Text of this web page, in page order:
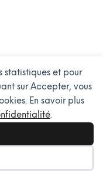
statistiques et pour
sur Accepter, vous
En savoir plus
.